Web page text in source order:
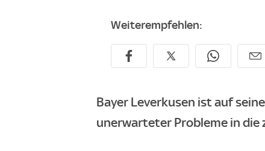
Weiterempfehlen:
Bayer Leverkusen ist auf
unerwarteter Probleme in die